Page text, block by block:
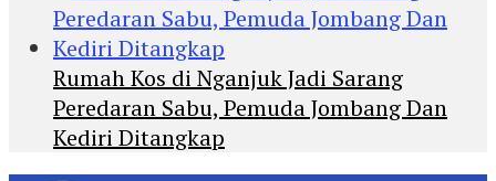
Rumah Kos di Nganjuk Jadi Sarang
Peredaran Sabu, Pemuda Jombang Dan
Kediri Ditangkap